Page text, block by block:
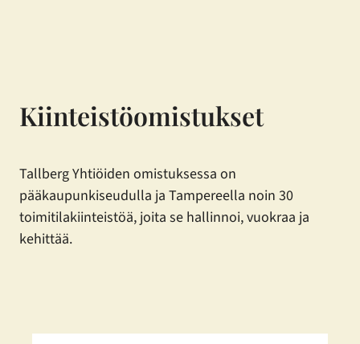
Kiinteistöomistukset
Tallberg Yhtiöiden omistuksessa on
pääkaupunkiseudulla ja Tampereella noin 30
toimitilakiinteistöä, joita se hallinnoi, vuokraa ja
kehittää.